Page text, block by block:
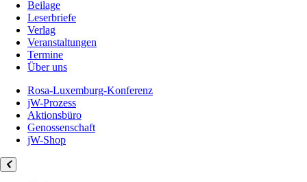
Beilage
Leserbriefe
Verlag
Veranstaltungen
Termine
Über uns
Rosa-Luxemburg-Konferenz
jW-Prozess
Aktionsbüro
Genossenschaft
jW-Shop